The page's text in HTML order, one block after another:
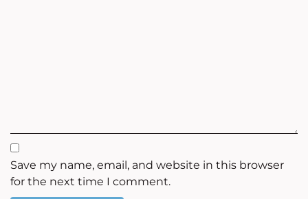
Save my name, email, and website in this browser
for the next time I comment.